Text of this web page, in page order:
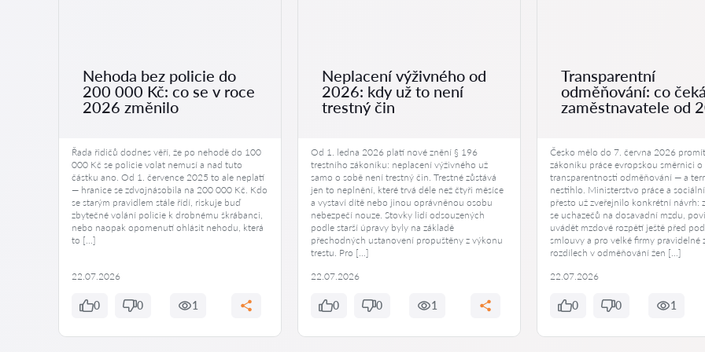
Nehoda bez policie do
200 000 Kč: co se v roce
2026 změnilo
Řada řidičů dodnes věří, že po nehodě do 100
000 Kč se policie volat nemusí a nad tuto
částku ano. Od 1. července 2025 to ale neplatí
— hranice se zdvojnásobila na 200 000 Kč. Kdo
se starým pravidlem stále řídí, riskuje buď
zbytečné volání policie k drobnému škrábanci,
nebo naopak opomenutí ohlásit nehodu, která
to […]
22.07.2026
0 0 1
Neplacení výživného od
2026: kdy už to není
trestný čin
Od 1. ledna 2026 platí nové znění § 196
trestního zákoníku: neplacení výživného už
samo o sobě není trestný čin. Trestné zůstává
jen to neplnění, které trvá déle než čtyři měsíce
a vystaví dítě nebo jinou oprávněnou osobu
nebezpečí nouze. Stovky lidí odsouzených
podle starší úpravy byly na základě
přechodných ustanovení propuštěny z výkonu
trestu. Pro […]
22.07.2026
0 0 1
Transparentní
odměňování: co
zaměstnavatele od
Česko mělo do 7. června 2026
zákoníku práce evropskou směrnici o
transparentnosti odměňování — a
nestihlo. Ministerstvo práce a
přesto už zveřejnilo konkrétní návrh:
se uchazečů na dosavadní mzdu,
uvádět mzdové rozpětí ještě před
smlouvy a pro velké firmy pravidelné
rozdílech v odměňování žen […]
22.07.2026
0 0 1